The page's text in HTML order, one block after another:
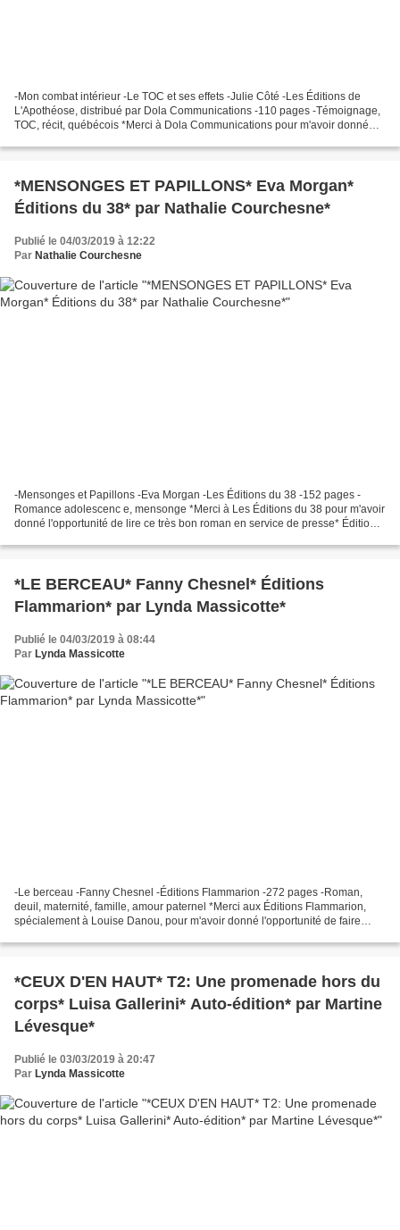
-Mon combat intérieur -Le TOC et ses effets -Julie Côté -Les Éditions de
L'Apothéose, distribué par Dola Communications -110 pages -Témoignage,
TOC, récit, québécois *Merci à Dola Communications pour m'avoir donné
*MENSONGES ET PAPILLONS* Eva Morgan*
Éditions du 38* par Nathalie Courchesne*
Publié le 04/03/2019 à 12:22
Par Nathalie Courchesne
-Mensonges et Papillons -Eva Morgan -Les Éditions du 38 -152 pages -
Romance adolescenc e, mensonge *Merci à Les Éditions du 38 pour m'avoir
donné l'opportunité de lire ce très bon roman en service de presse* Éditions
*LE BERCEAU* Fanny Chesnel* Éditions
Flammarion* par Lynda Massicotte*
Publié le 04/03/2019 à 08:44
Par Lynda Massicotte
-Le berceau -Fanny Chesnel -Éditions Flammarion -272 pages -Roman,
deuil, maternité, famille, amour paternel *Merci aux Éditions Flammarion,
spécialement à Louise Danou, pour m'avoir donné l'opportunité de faire
*CEUX D'EN HAUT* T2: Une promenade hors du
corps* Luisa Gallerini* Auto-édition* par Martine
Lévesque*
Publié le 03/03/2019 à 20:47
Par Lynda Massicotte